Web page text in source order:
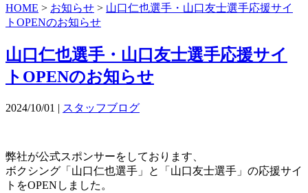
HOME > お知らせ > 山口仁也選手・山口友士選手応援サイ
トOPENのお知らせ
山口仁也選手・山口友士選手応援サイ
トOPENのお知らせ
2024/10/01 | スタッフブログ
弊社が公式スポンサーをしております、
ボクシング「山口仁也選手」と「山口友士選手」の応援サイ
トをOPENしました。